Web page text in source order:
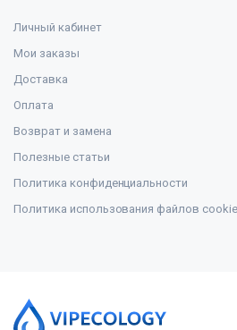
Личный кабинет
Мои заказы
Доставка
Оплата
Возврат и замена
Полезные статьи
Политика конфиденциальности
Политика использования файлов cookie